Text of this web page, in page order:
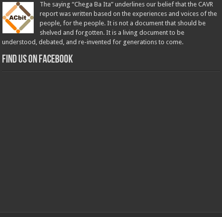
The saying “Chega Ba Ita” underlines our belief that the CAVR
report was written based on the experiences and voices of the
people, for the people. It is not a document that should be
shelved and forgotten. It is a living document to be
understood, debated, and re-invented for generations to come.
Find us on Facebook